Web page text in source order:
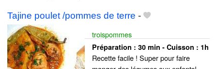
Tajine poulet /pommes de terre -
troispommes
Préparation : 30 min - Cuisson : 1h
Recette facile ! Super pour faire